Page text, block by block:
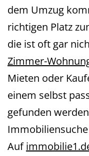
dem Umzug
richtigen Platz
die ist oft gar
Zimmer-
Mieten oder
einem selbst
gefunden
Auf